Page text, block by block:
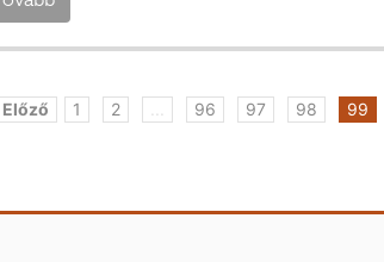
Előző 1 2 96 97 98 99